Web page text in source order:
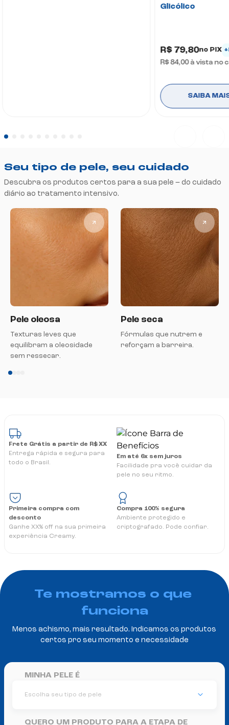
Glicólico
R$ 79,80no PIX
R$ 84,00à vista no
SAIBA
Seu tipo de pele, seu cuidado
Descubra os produtos certos para a sua pele – do cuidado
diário ao tratamento intensivo.
Pele oleosa
Texturas leves que
equilibram a oleosidade
sem ressecar.
Pele seca
Fórmulas que nutrem e
reforçam a barreira.
Frete Grátis a partir de R$ XX
Entrega rápida e segura para
todo o Brasil.
Em até 6x sem juros
Facilidade pra você cuidar da
pele no seu ritmo.
Primeira compra com
desconto
Ganhe XX% off na sua primeira
experiência Creamy.
Compra 100% segura
Ambiente protegido e
criptografado. Pode confiar.
Te mostramos o que
funciona
Menos achismo, mais resultado. Indicamos os produtos
certos pro seu momento e necessidade
MINHA PELE É
Escolha seu tipo de pele
QUERO UM PRODUTO PARA A ETAPA DE